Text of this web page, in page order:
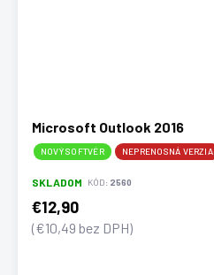
Microsoft Outlook 2016
NEPRENOSNÁ VERZIA
NOVÝ SOFTVÉR
SKLADOM KÓD: 2560
€12,90
(€10,49 bez DPH)